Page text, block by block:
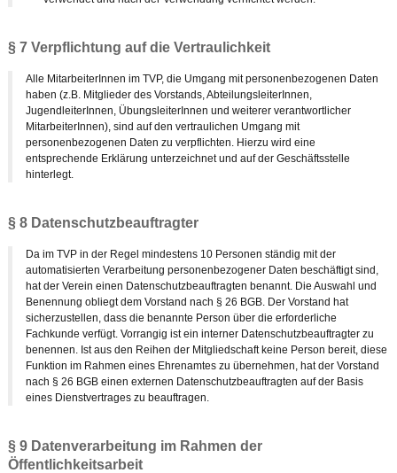
§ 7 Verpflichtung auf die Vertraulichkeit
Alle MitarbeiterInnen im TVP, die Umgang mit personenbezogenen Daten
haben (z.B. Mitglieder des Vorstands, AbteilungsleiterInnen,
JugendleiterInnen, ÜbungsleiterInnen und weiterer verantwortlicher
MitarbeiterInnen), sind auf den vertraulichen Umgang mit
personenbezogenen Daten zu verpflichten. Hierzu wird eine
entsprechende Erklärung unterzeichnet und auf der Geschäftsstelle
hinterlegt.
§ 8 Datenschutzbeauftragter
Da im TVP in der Regel mindestens 10 Personen ständig mit der
automatisierten Verarbeitung personenbezogener Daten beschäftigt sind,
hat der Verein einen Datenschutzbeauftragten benannt. Die Auswahl und
Benennung obliegt dem Vorstand nach § 26 BGB. Der Vorstand hat
sicherzustellen, dass die benannte Person über die erforderliche
Fachkunde verfügt. Vorrangig ist ein interner Datenschutzbeauftragter zu
benennen. Ist aus den Reihen der Mitgliedschaft keine Person bereit, diese
Funktion im Rahmen eines Ehrenamtes zu übernehmen, hat der Vorstand
nach § 26 BGB einen externen Datenschutzbeauftragten auf der Basis
eines Dienstvertrages zu beauftragen.
§ 9 Datenverarbeitung im Rahmen der
Öffentlichkeitsarbeit